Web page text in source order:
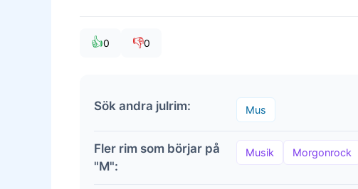
👍0 👎0
Sök andra julrim: Mus
Fler rim som börjar på
"M":
Musik Morgonrock